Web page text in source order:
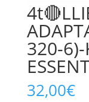
320-6)-
32,00€